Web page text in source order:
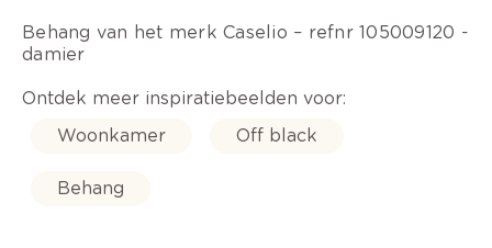
Behang van het merk Caselio – refnr 105009120 -
damier
Ontdek meer inspiratiebeelden voor:
Woonkamer
Off black
Behang